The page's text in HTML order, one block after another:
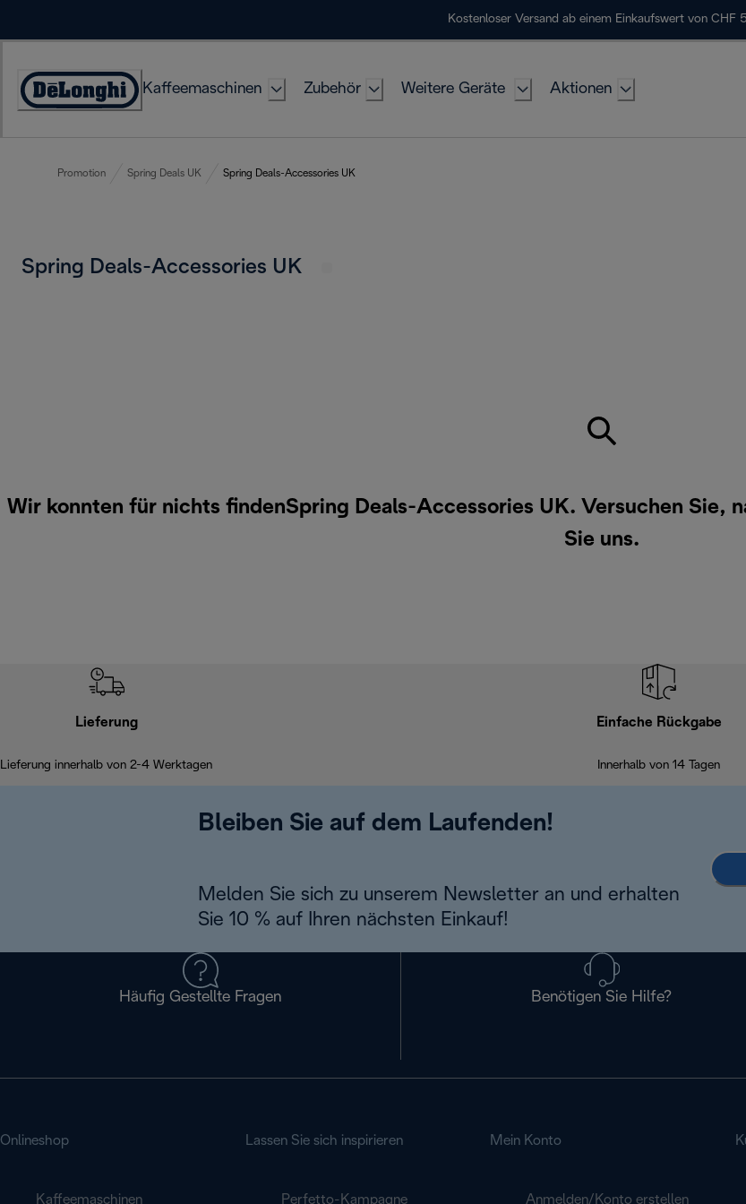
Kostenloser Versand ab einem Einkaufswert von CHF
Erklärung
Kaffeemaschinen Zubehör Weitere Geräte Aktionen
Promotion Spring Deals UK Spring Deals-Accessories UK
Spring Deals-Accessories UK
Wir konnten für nichts findenSpring Deals-Accessories UK. Versuchen Sie,
Sie uns.
Lieferung
Lieferung innerhalb von 2-4 Werktagen
Einfache Rückgabe
Innerhalb von 14 Tagen
Bleiben Sie auf dem Laufenden!
Melden Sie sich zu unserem Newsletter an und erhalten
Sie 10 % auf Ihren nächsten Einkauf!
Häufig Gestellte Fragen Benötigen Sie Hilfe?
Onlineshop
Kaffeemaschinen
Lassen Sie sich inspirieren
Perfetto-Kampagne
Mein Konto
Anmelden/Konto erstellen